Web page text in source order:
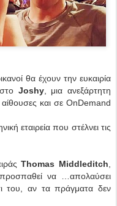
θα έχουν την ευκαιρία
Joshy, μια ανεξάρτητη
αίθουσες και σε OnDemand
εταιρεία που στέλνει τις
Thomas Middleditch
να …απολαύσει
του, αν τα πράγματα δεν